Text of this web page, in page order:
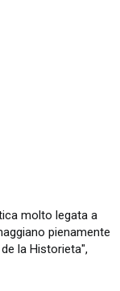
molto legata a
pienamente
la Historieta",